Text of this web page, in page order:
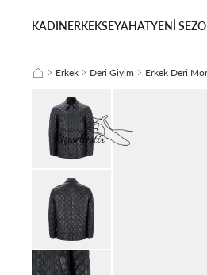
KADINERKEKSEYAHATYENİ
Erkek Deri Giyim Erkek Deri